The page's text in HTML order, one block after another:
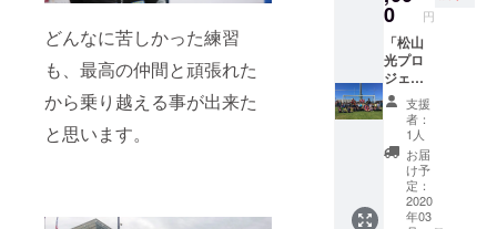
どんなに苦しかった練習
も、最高の仲間と頑張れた
から乗り越える事が出来た
と思います。
る場合
がござ
いま
す。あ
らかじ
めご了
承くだ
さい。
お申し
込みく
ださ
い。 ※
ユニ
フォー
ムは引
退試合
までの
発送が
できま
せん。
ご了承
来ませ
ん。
シート
は、と
ても豪
華なギ
フトで
す！
ビュッ
フェに
飲み放
題付
き。 試
合後、
私も直
0 円
「松山
光プロ
ジェク
ト」河
合竜二
サッ
カー教
室 ※北
海道内
限定 北
海道内
支援
者：
1人
お届
け予
定：
2020
年03